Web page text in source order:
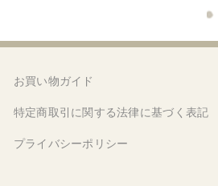
お買い物ガイド
特定商取引に関する法律に基づく表記
プライバシーポリシー